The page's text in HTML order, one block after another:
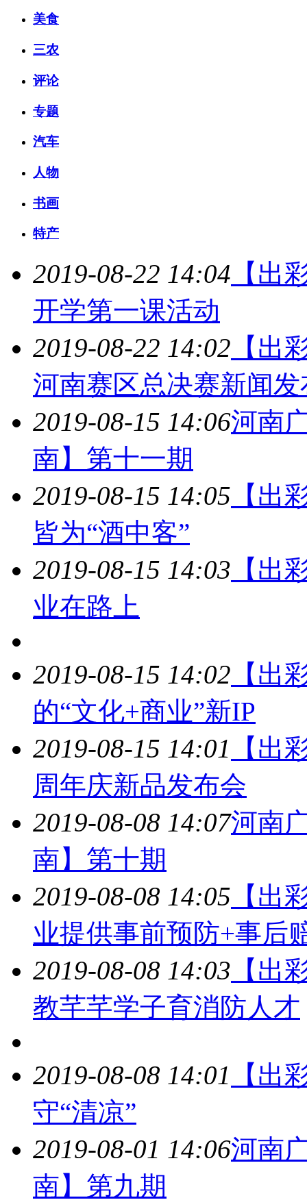
美食
三农
评论
专题
汽车
人物
书画
特产
2019-08-22 14:04 【出
开学第一课活动
2019-08-22 14:02 【出
河南赛区总决赛新闻发
2019-08-15 14:06河南
南】第十一期
2019-08-15 14:05 【出
皆为“酒中客”
2019-08-15 14:03 【出
业在路上
2019-08-15 14:02 【出
的“文化+商业”新IP
2019-08-15 14:01
【出
周年庆新品发布会
2019-08-08 14:07河南
南】第十期
2019-08-08 14:05 【出
业提供事前预防+事后
2019-08-08 14:03 【出
教芊芊学子育消防人才
2019-08-08 14:01
【出
守“清凉”
2019-08-01 14:06河南
南】第九期